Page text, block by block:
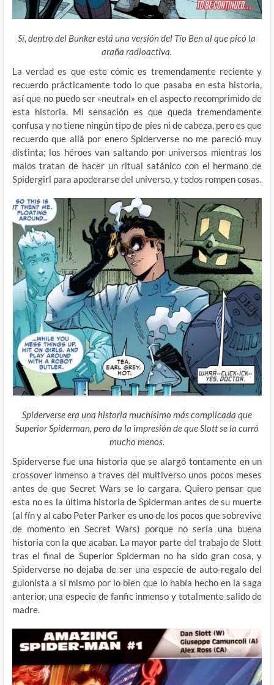
Sí, dentro del Bunker está una versión del Tío Ben al que picó la
araña radioactiva.
La verdad es que este cómic es tremendamente reciente y
recuerdo prácticamente todo lo que pasaba en esta historia,
así que no puedo ser «neutral» en el aspecto recomprimido de
esta historia. Mi sensación es que queda tremendamente
confusa y no tiene ningún tipo de pies ni de cabeza, pero es que
recuerdo que allá por enero Spiderverse no me pareció muy
distinta; los héroes van saltando por universos mientras los
malos tratan de hacer un ritual satánico con el hermano de
Spidergirl para apoderarse del universo, y todos rompen cosas.
Spiderverse era una historia muchísimo más complicada que
Superior Spiderman, pero da la impresión de que Slott se la curró
mucho menos.
Spiderverse fue una historia que se alargó tontamente en un
crossover inmenso a traves del multiverso unos pocos meses
antes de que Secret Wars se lo cargara. Quiero pensar que
esta no es la última historia de Spiderman antes de su muerte
(al fín y al cabo Peter Parker es uno de los pocos que sobrevive
de momento en Secret Wars) porque no sería una buena
historia con la que acabar. La mayor parte del trabajo de Slott
tras el final de Superior Spiderman no ha sido gran cosa, y
Spiderverse no dejaba de ser una especie de auto-regalo del
guionista a si mismo por lo bien que lo había hecho en la saga
anterior, una especie de fanfic inmenso y totalmente salido de
madre.